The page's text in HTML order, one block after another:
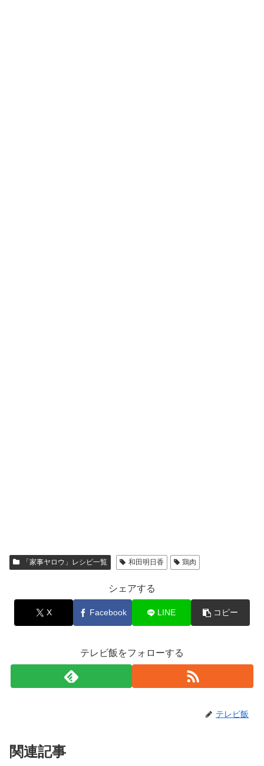
「家事ヤロウ」レシピ一覧 和田明日香 鶏肉
シェアする
X Facebook LINE コピー
テレビ飯をフォローする
テレビ飯
関連記事